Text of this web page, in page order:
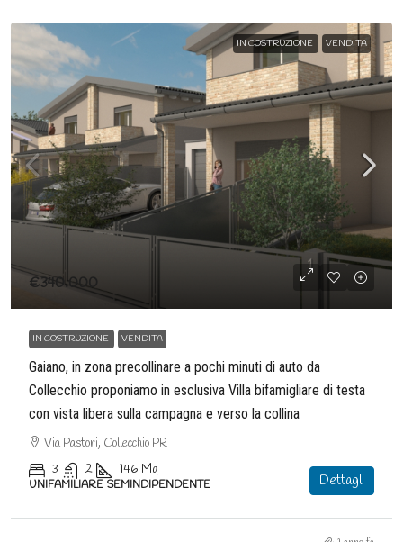
IN COSTRUZIONE VENDITA
€340.000
IN COSTRUZIONE VENDITA
Gaiano, in zona precollinare a pochi minuti di auto da
Collecchio proponiamo in esclusiva Villa bifamigliare di testa
con vista libera sulla campagna e verso la collina
Via Pastori, Collecchio PR
3 2 146 Mq
UNIFAMILIARE SEMINDIPENDENTE Dettagli